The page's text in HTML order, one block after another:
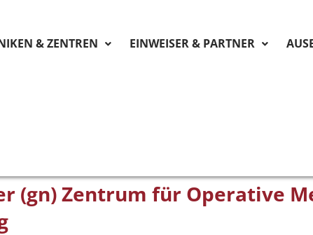
& ZENTREN EINWEISER & PARTNER
(gn) Zentrum für Operative